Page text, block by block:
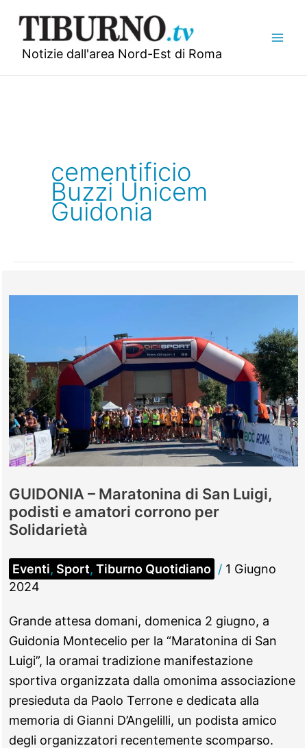
contenuto
Notizie dall'area Nord-Est di Roma
cementificio
Buzzi Unicem
Guidonia
GUIDONIA – Maratonina di San Luigi,
podisti e amatori corrono per
Solidarietà
Eventi, Sport, Tiburno Quotidiano / 1 Giugno
2024
Grande attesa domani, domenica 2 giugno, a
Guidonia Montecelio per la “Maratonina di San
Luigi”, la oramai tradizione manifestazione
sportiva organizzata dalla omonima associazione
presieduta da Paolo Terrone e dedicata alla
memoria di Gianni D’Angelilli, un podista amico
degli organizzatori recentemente scomparso.